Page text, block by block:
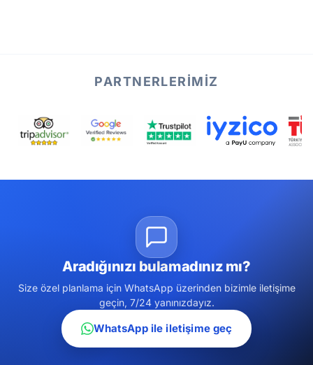
PARTNERLERIMIZ
Aradığınızı bulamadınız mı?
Size özel planlama için WhatsApp üzerinden bizimle iletişime
geçin, 7/24 yanınızdayız.
WhatsApp ile iletişime geç